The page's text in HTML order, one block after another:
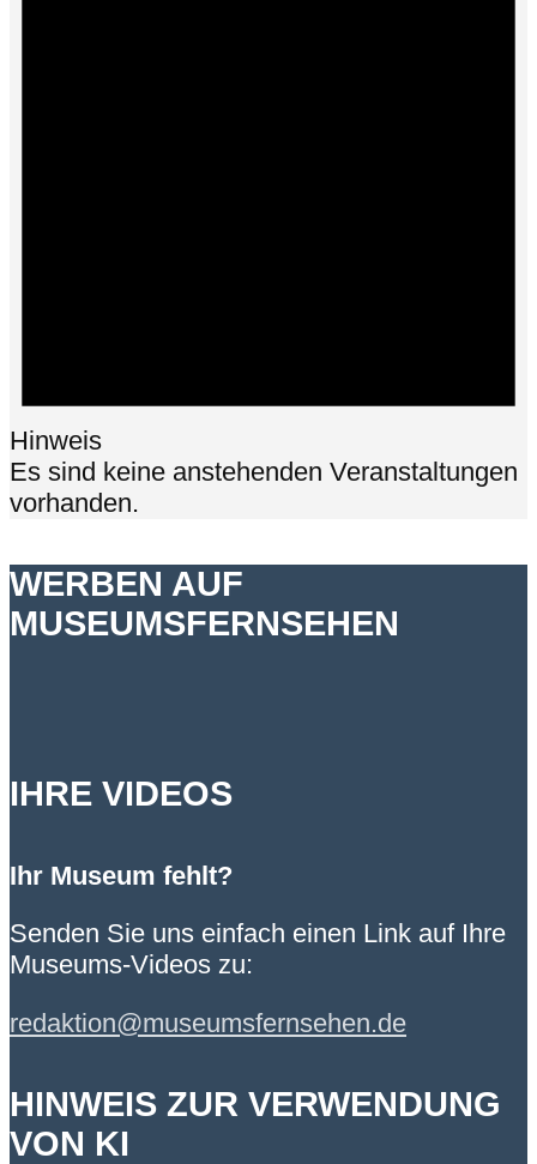
Hinweis
Es sind keine anstehenden Veranstaltungen
vorhanden.
WERBEN AUF
MUSEUMSFERNSEHEN
IHRE VIDEOS
Ihr Museum fehlt?
Senden Sie uns einfach einen Link auf Ihre
Museums-Videos zu:
redaktion@museumsfernsehen.de
HINWEIS ZUR VERWENDUNG
VON KI